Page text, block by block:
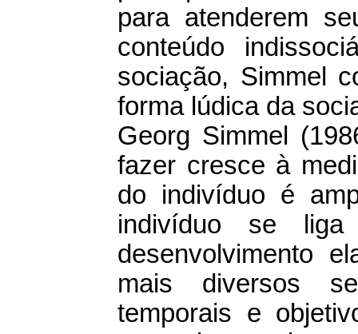
para atenderem
conteúdo
sociação, Simmel
forma lúdica da
Georg Simmel
fazer cresce à
do indivíduo é
indivíduo se
desenvolvimento
mais diversos
temporais e